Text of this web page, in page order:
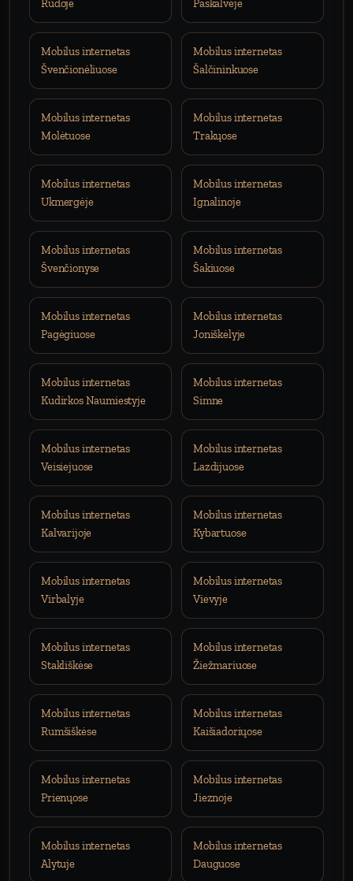
Rūdoje
Paskalvėje
Mobilus internetas
Švenčionėliuose
Mobilus internetas
Šalčininkuose
Mobilus internetas
Molėtuose
Mobilus internetas
Trakųose
Mobilus internetas
Ukmergėje
Mobilus internetas
Ignalinoje
Mobilus internetas
Švenčionyse
Mobilus internetas
Šakiuose
Mobilus internetas
Pagėgiuose
Mobilus internetas
Joniškėlyje
Mobilus internetas
Kudirkos Naumiestyje
Mobilus internetas
Simne
Mobilus internetas
Veisiejuose
Mobilus internetas
Lazdijuose
Mobilus internetas
Kalvarijoje
Mobilus internetas
Kybartuose
Mobilus internetas
Virbalyje
Mobilus internetas
Vievyje
Mobilus internetas
Stakliškėse
Mobilus internetas
Žiežmariuose
Mobilus internetas
Rumšiškėse
Mobilus internetas
Kaišiadoriųose
Mobilus internetas
Prienųose
Mobilus internetas
Jieznoje
Mobilus internetas
Alytuje
Mobilus internetas
Dauguose